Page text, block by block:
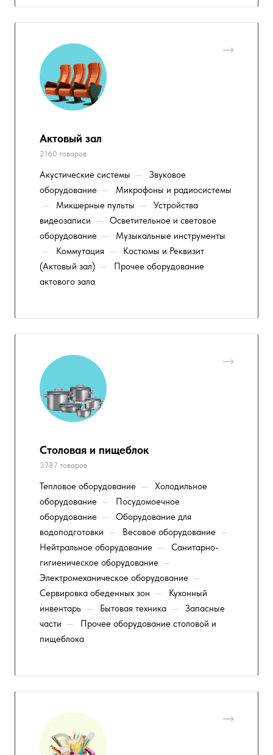
Актовый зал
2160 товаров
Акустические системы —
Звуковое
оборудование —
Микрофоны и радиосистемы
—
Микшерные пульты —
Устройства
видеозаписи —
Осветительное и световое
оборудование —
Музыкальные инструменты
—
Коммутация —
Костюмы и Реквизит
(Актовый зал) —
Прочее оборудование
актового зала
Столовая и пищеблок
3787 товаров
Тепловое оборудование —
Холодильное
оборудование —
Посудомоечное
оборудование —
Оборудование для
водоподготовки — Весовое оборудование —
Нейтральное оборудование —
Санитарно-
гигиеническое оборудование —
Электромеханическое оборудование —
Сервировка обеденных зон —
Кухонный
инвентарь — Бытовая техника —
Запасные
части —
Прочее оборудование столовой и
пищеблока